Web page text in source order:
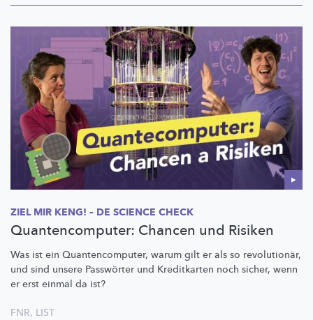
ZIEL MIR KENG! – DE SCIENCE CHECK
Quantencomputer: Chancen und Risiken
Was ist ein Quantencomputer, warum gilt er als so revolutionär,
und sind unsere Passwörter und Kreditkarten noch sicher, wenn
er erst einmal da ist?
FNR, LIST